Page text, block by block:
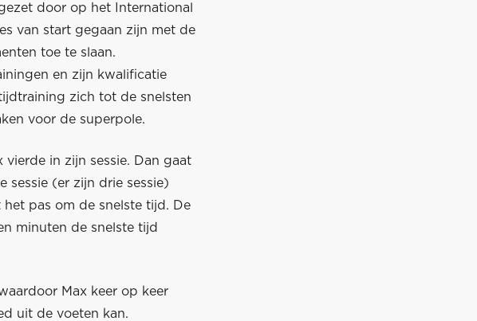
door op het International
van start gegaan zijn met de
toe te slaan.
en zijn kwalificatie
zich tot de snelsten
voor de superpole.
in zijn sessie. Dan gaat
sessie (er zijn drie sessie)
pas om de snelste tijd. De
minuten de snelste tijd
Max keer op keer
uit de voeten kan.